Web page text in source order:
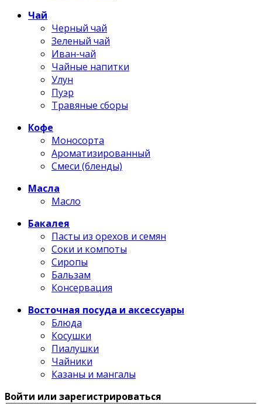
Чай
Черный чай
Зеленый чай
Иван-чай
Чайные напитки
Улун
Пуэр
Травяные сборы
Кофе
Моносорта
Ароматизированный
Смеси (бленды)
Масла
Масло
Бакалея
Пасты из орехов и семян
Соки и компоты
Сиропы
Бальзам
Консервация
Восточная посуда и аксессуары
Блюда
Косушки
Пиалушки
Чайники
Казаны и мангалы
Войти или зарегистрироваться